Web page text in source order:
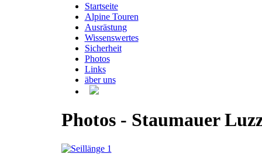
Startseite
Alpine Touren
Ausrästung
Wissenswertes
Sicherheit
Photos
Links
äber uns
Photos - Staumauer